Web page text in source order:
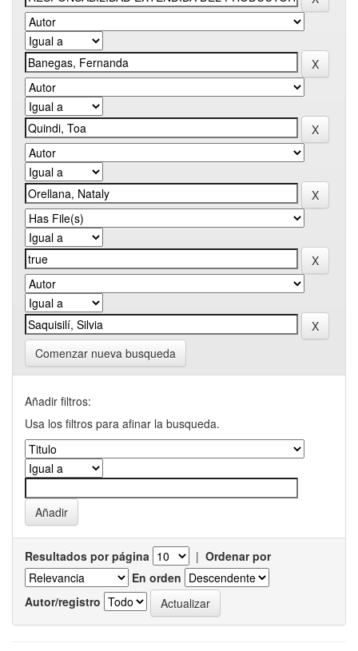
Comenzar nueva busqueda
Añadir filtros:
Usa los filtros para afinar la busqueda.
Resultados por página | Ordenar por
En orden
Autor/registro